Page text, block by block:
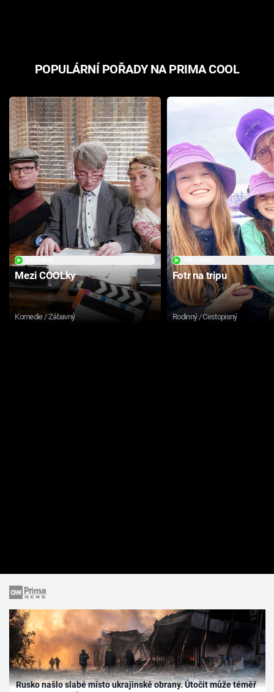
POPULÁRNÍ POŘADY NA PRIMA COOL
Mezi COOLky
Komedie / Zábavný
Fotr na tripu
Rodinný / Cestopisný
Rusko našlo slabé místo ukrajinské obrany. Útočit může téměř